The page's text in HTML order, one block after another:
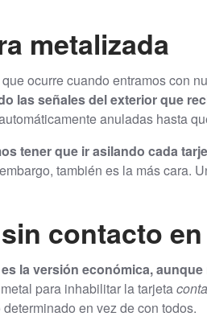
metalizada
ocurre cuando entramos con
las señales del exterior que
anuladas hasta
tener que ir asilando cada
también es la más cara.
contacto
es la versión económica,
para inhabilitar la tarjeta
en vez de con todos.